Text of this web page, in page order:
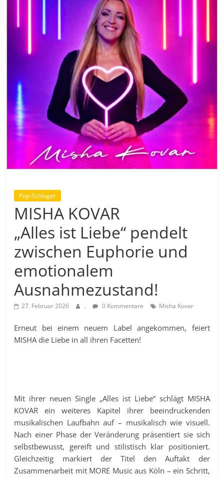
Pop-Schlager
MISHA KOVAR
„Alles ist Liebe“ pendelt
zwischen Euphorie und
emotionalem
Ausnahmezustand!
27. Februar 2026 . 0 Kommentare Misha Kovar
Erneut bei einem neuem Label angekommen, feiert
MISHA die Liebe in all ihren Facetten!
Mit ihrer neuen Single „Alles ist Liebe“ schlägt MISHA
KOVAR ein weiteres Kapitel ihrer beeindruckenden
musikalischen Laufbahn auf – musikalisch wie visuell.
Nach einer Phase der Veränderung präsentiert sie sich
selbstbewusst, gereift und stilistisch klar positioniert.
Gleichzeitig markiert der Titel den Auftakt der
Zusammenarbeit mit MORE Music aus Köln – ein Schritt,